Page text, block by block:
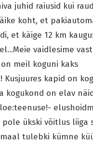
juhid raiusid kui
koht, et
et käige 12 km
vaidlesime
meil koguni kaks
kapid on
kogukond on elav
ükski võitlus liiga
tulebki kümne